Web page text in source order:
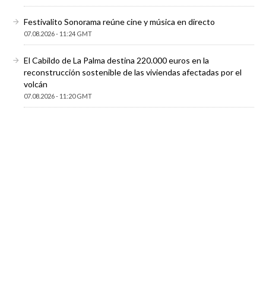
Festivalito Sonorama reúne cine y música en directo
07.08.2026 - 11:24 GMT
El Cabildo de La Palma destina 220.000 euros en la
reconstrucción sostenible de las viviendas afectadas por el
volcán
07.08.2026 - 11:20 GMT